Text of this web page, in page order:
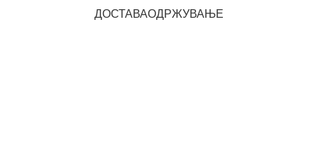
ДОСТАВАОДРЖУВАЊЕ